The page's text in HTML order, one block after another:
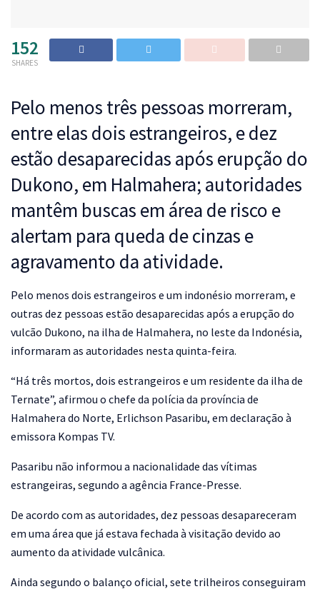
152
SHARES
Pelo menos três pessoas morreram,
entre elas dois estrangeiros, e dez
estão desaparecidas após erupção do
Dukono, em Halmahera; autoridades
mantêm buscas em área de risco e
alertam para queda de cinzas e
agravamento da atividade.
Pelo menos dois estrangeiros e um indonésio morreram, e
outras dez pessoas estão desaparecidas após a erupção do
vulcão Dukono, na ilha de Halmahera, no leste da Indonésia,
informaram as autoridades nesta quinta-feira.
“Há três mortos, dois estrangeiros e um residente da ilha de
Ternate”, afirmou o chefe da polícia da província de
Halmahera do Norte, Erlichson Pasaribu, em declaração à
emissora Kompas TV.
Pasaribu não informou a nacionalidade das vítimas
estrangeiras, segundo a agência France-Presse.
De acordo com as autoridades, dez pessoas desapareceram
em uma área que já estava fechada à visitação devido ao
aumento da atividade vulcânica.
Ainda segundo o balanço oficial, sete trilheiros conseguiram